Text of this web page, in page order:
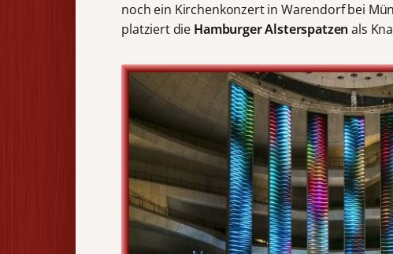
noch ein Kirchenkonzert in Warendorf bei
platziert die Hamburger Alsterspatzenals